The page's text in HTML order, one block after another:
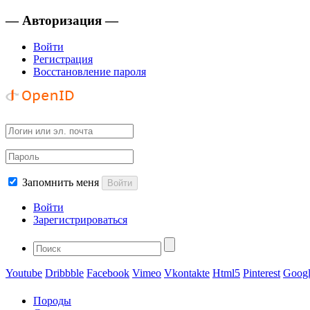
— Авторизация —
Войти
Регистрация
Восстановление пароля
Запомнить меня Войти
Войти
Зарегистрироваться
Youtube Dribbble Facebook Vimeo Vkontakte Html5 Pinterest
Породы